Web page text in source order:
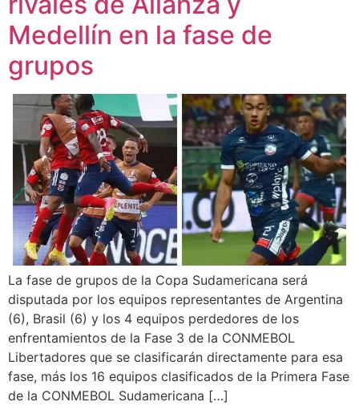
Medellín en la fase de
grupos
La fase de grupos de la Copa Sudamericana será
disputada por los equipos representantes de Argentina
(6), Brasil (6) y los 4 equipos perdedores de los
enfrentamientos de la Fase 3 de la CONMEBOL
Libertadores que se clasificarán directamente para esa
fase, más los 16 equipos clasificados de la Primera Fase
de la CONMEBOL Sudamericana […]